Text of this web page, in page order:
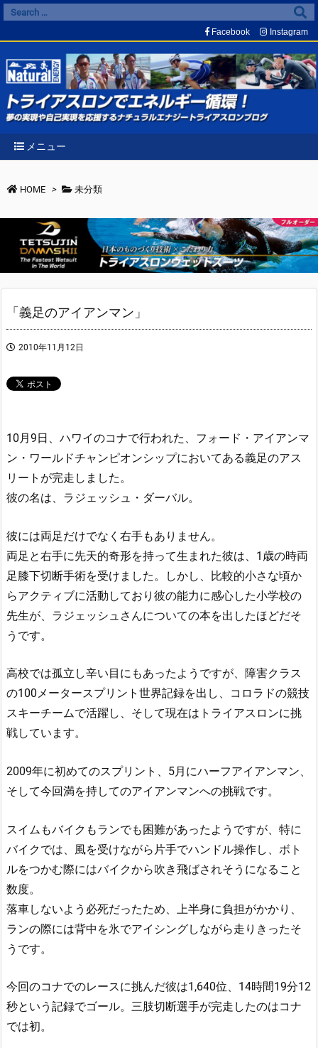
メニュー
Facebook Instagram
HOME > 未分類
「義足のアイアンマン」
2010年11月12日
10月9日、ハワイのコナで行われた、フォード・アイアンマ
ン・ワールドチャンピオンシップにおいてある義足のアス
リートが完走しました。
彼の名は、ラジェッシュ・ダーバル。
彼には両足だけでなく右手もありません。
両足と右手に先天的奇形を持って生まれた彼は、1歳の時両
足膝下切断手術を受けました。しかし、比較的小さな頃か
らアクティブに活動しており彼の能力に感心した小学校の
先生が、ラジェッシュさんについての本を出したほどだそ
うです。
高校では孤立し辛い目にもあったようですが、障害クラス
の100メータースプリント世界記録を出し、コロラドの競技
スキーチームで活躍し、そして現在はトライアスロンに挑
戦しています。
2009年に初めてのスプリント、5月にハーフアイアンマン、
そして今回満を持してのアイアンマンへの挑戦です。
スイムもバイクもランでも困難があったようですが、特に
バイクでは、風を受けながら片手でハンドル操作し、ボト
ルをつかむ際にはバイクから吹き飛ばされそうになること
数度。
落車しないよう必死だったため、上半身に負担がかかり、
ランの際には背中を氷でアイシングしながら走りきったそ
うです。
今回のコナでのレースに挑んだ彼は1,640位、14時間19分12
秒という記録でゴール。三肢切断選手が完走したのはコナ
では初。